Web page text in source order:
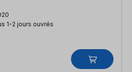
1-2 jours ouvrés